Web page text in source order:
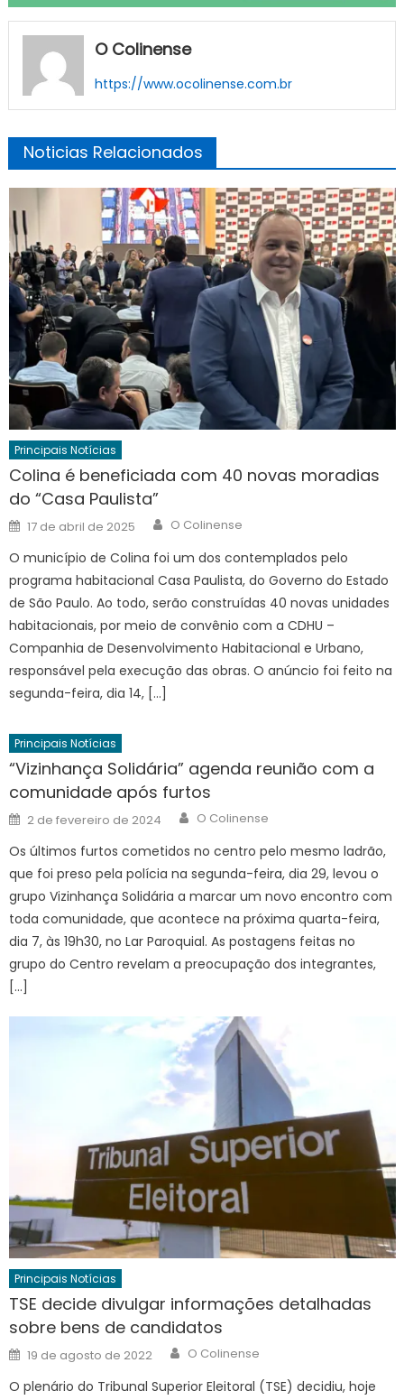
O Colinense
https://www.ocolinense.com.br
Noticias Relacionados
Principais Notícias
Colina é beneficiada com 40 novas moradias
do “Casa Paulista”
Posted
on
17 de abril de 2025 Author
O Colinense
O município de Colina foi um dos contemplados pelo
programa habitacional Casa Paulista, do Governo do Estado
de São Paulo. Ao todo, serão construídas 40 novas unidades
habitacionais, por meio de convênio com a CDHU –
Companhia de Desenvolvimento Habitacional e Urbano,
responsável pela execução das obras. O anúncio foi feito na
segunda-feira, dia 14, […]
Principais Notícias
“Vizinhança Solidária” agenda reunião com a
comunidade após furtos
Posted
on
2 de fevereiro de 2024 Author
O Colinense
Os últimos furtos cometidos no centro pelo mesmo ladrão,
que foi preso pela polícia na segunda-feira, dia 29, levou o
grupo Vizinhança Solidária a marcar um novo encontro com
toda comunidade, que acontece na próxima quarta-feira,
dia 7, às 19h30, no Lar Paroquial. As postagens feitas no
grupo do Centro revelam a preocupação dos integrantes,
[…]
Principais Notícias
TSE decide divulgar informações detalhadas
sobre bens de candidatos
Posted
on
19 de agosto de 2022 Author
O Colinense
O plenário do Tribunal Superior Eleitoral (TSE) decidiu, hoje